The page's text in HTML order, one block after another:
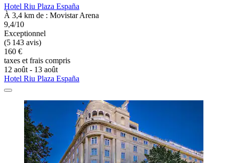
Hotel Riu Plaza España
À 3,4 km de : Movistar Arena
9,4/10
Exceptionnel
(5 143 avis)
160 €
taxes et frais compris
12 août - 13 août
Hotel Riu Plaza España